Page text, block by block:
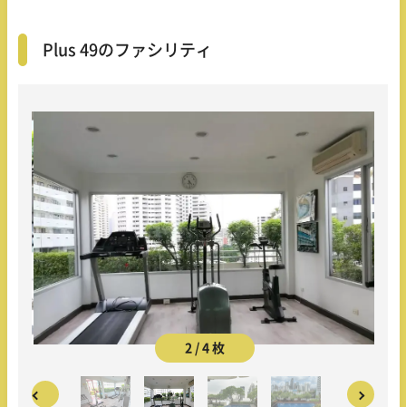
Plus 49のファシリティ
2 / 4 枚